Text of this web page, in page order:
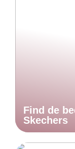
Find de
Skechers